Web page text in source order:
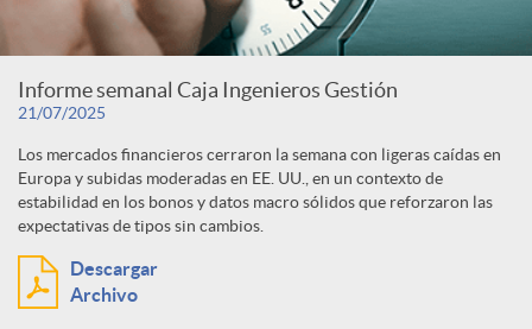
F
o
c
u
t
e
g
o
c
o
n
t
Informe semanal Caja Ingenieros Gestión
21/07/2025
Los mercados financieros cerraron la semana con ligeras caídas en
Europa y subidas moderadas en EE. UU., en un contexto de
estabilidad en los bonos y datos macro sólidos que reforzaron las
expectativas de tipos sin cambios.
Descargar
Archivo